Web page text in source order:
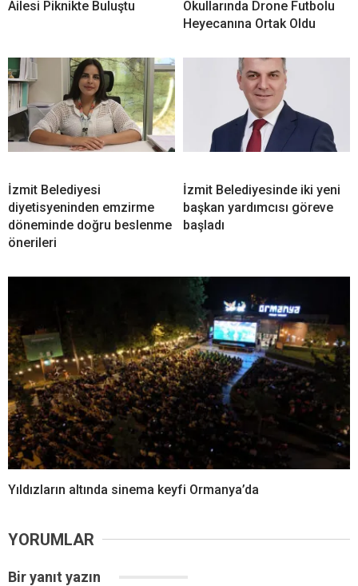
Ailesi Piknikte Buluştu
Okullarında Drone Futbolu
Heyecanına Ortak Oldu
İzmit Belediyesi
diyetisyeninden emzirme
döneminde doğru beslenme
önerileri
İzmit Belediyesinde iki yeni
başkan yardımcısı göreve
başladı
Yıldızların altında sinema keyfi Ormanya’da
YORUMLAR
Bir yanıt yazın